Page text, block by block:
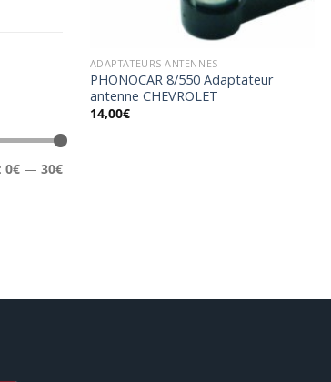
0€ — 30€
ADAPTATEURS ANTENNES
PHONOCAR 8/550 Adaptateur
antenne CHEVROLET
14,00€